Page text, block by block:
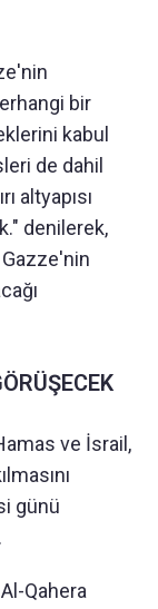
bir
kabul
de dahil
altyapısı
denilerek,
ve İsrail,
günü
Qahera